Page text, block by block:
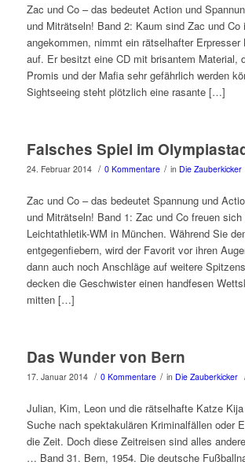
Zac und Co – das bedeutet Action und
und Miträtseln! Band 2: Kaum sind Zac und Co
angekommen, nimmt ein rätselhafter
auf. Er besitzt eine CD mit brisantem Material,
Promis und der Mafia sehr gefährlich werden
Sightseeing steht plötzlich eine rasante […]
Falsches Spiel im
24. Februar 2014 / 0 Kommentare / in Die Zauberkicker
Zac und Co – das bedeutet Spannung und
und Miträtseln! Band 1: Zac und Co freuen sich
Leichtathletik-WM in München. Während Sie
entgegenfiebern, wird der Favorit vor ihren
dann auch noch Anschläge auf weitere
decken die Geschwister einen handfesen
mitten […]
Das Wunder von Bern
17. Januar 2014 / 0 Kommentare / in Die Zauberkicker
Julian, Kim, Leon und die rätselhafte Katze
Suche nach spektakulären Kriminalfällen oder
die Zeit. Doch diese Zeitreisen sind alles
… Band 31. Bern, 1954. Die deutsche